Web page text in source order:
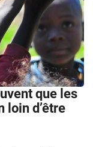
que les
loin d’être